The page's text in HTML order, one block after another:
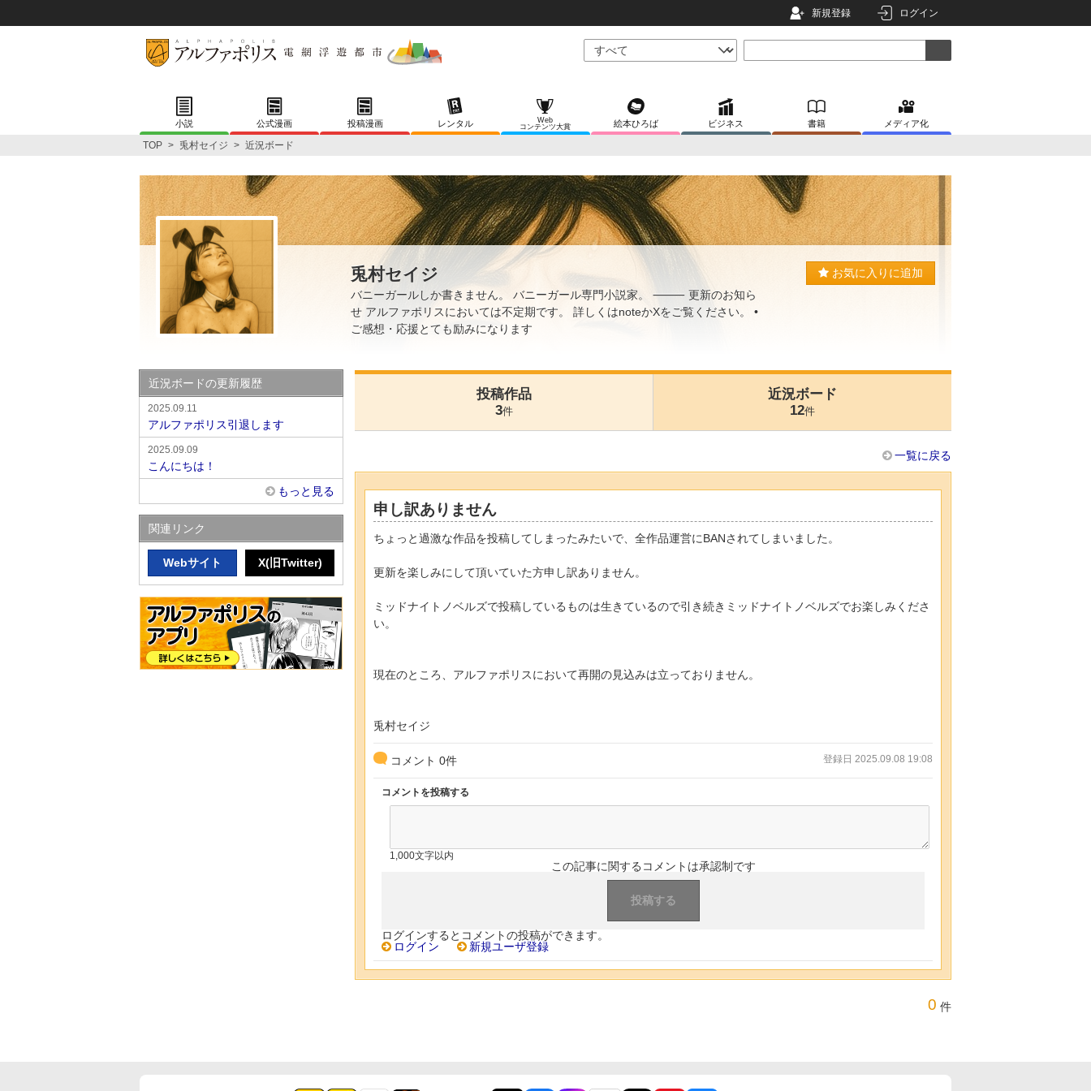
新規登録 ログイン
小説 公式漫画 投稿漫画 レンタル
Web
コンテンツ大賞
絵本ひろば ビジネス 書籍 メディア化
TOP > 兎村セイジ > 近況ボード
兎村セイジ
バニーガールしか書きません。 バニーガール専門小説家。 ⸻ 更新のお知ら
せ アルファポリスにおいては不定期です。 詳しくはnoteかXをご覧ください。 •
ご感想・応援とても励みになります
お気に入りに追加
投稿作品
3件
近況ボード
12件
一覧に戻る
申し訳ありません
ちょっと過激な作品を投稿してしまったみたいで、全作品運営にBANされてしまいました。
更新を楽しみにして頂いていた方申し訳ありません。
ミッドナイトノベルズで投稿しているものは生きているので引き続きミッドナイトノベルズでお楽しみくださ
い。
現在のところ、アルファポリスにおいて再開の見込みは立っておりません。
兎村セイジ
コメント 0件 登録日 2025.09.08 19:08
コメントを投稿する
1,000文字以内
この記事に関するコメントは承認制です
ログインするとコメントの投稿ができます。
ログイン
新規ユーザ登録
0 件
近況ボードの更新履歴
2025.09.11
アルファポリス引退します
2025.09.09
こんにちは！
もっと見る
関連リンク
Webサイト X(旧Twitter)